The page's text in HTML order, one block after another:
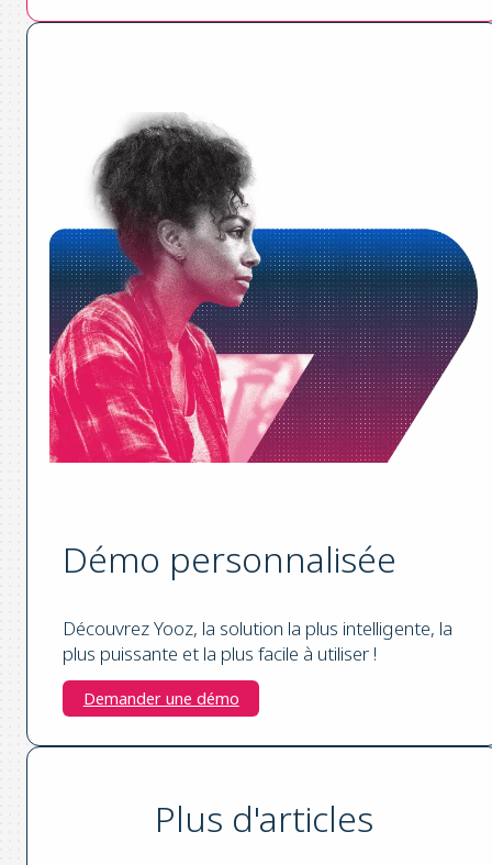
Démo personnalisée
Découvrez Yooz, la solution la plus intelligente, la
plus puissante et la plus facile à utiliser !
Demander une démo
Plus d'articles